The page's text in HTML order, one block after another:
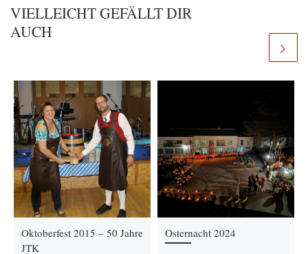
VIELLEICHT GEFÄLLT DIR
AUCH
Oktoberfest 2015 – 50 Jahre
JTK
Osternacht 2024